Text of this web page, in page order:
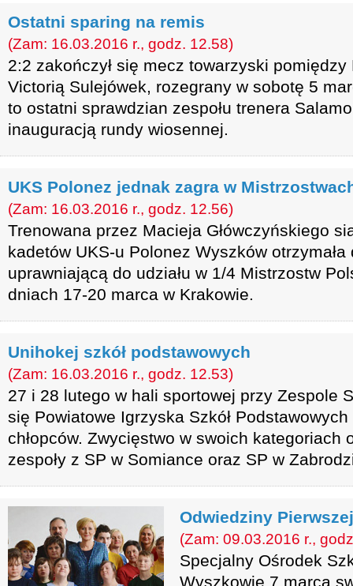
Ostatni sparing na remis
(Zam: 16.03.2016 r., godz. 12.58)
2:2 zakończył się mecz towarzyski
Victorią Sulejówek, rozegrany w sobotę 5
to ostatni sprawdzian zespołu trenera
inauguracją rundy wiosennej.
UKS Polonez jednak zagra w
(Zam: 16.03.2016 r., godz. 12.56)
Trenowana przez Macieja Główczyńskiego
kadetów UKS-u Polonez Wyszków
uprawniającą do udziału w 1/4 Mistrzostw
dniach 17-20 marca w Krakowie.
Unihokej szkół podstawowych
(Zam: 16.03.2016 r., godz. 12.53)
27 i 28 lutego w hali sportowej przy Zespole
się Powiatowe Igrzyska Szkół
chłopców. Zwycięstwo w swoich kategoriach
zespoły z SP w Somiance oraz SP w
Odwiedziny
(Zam: 09.03.2016 r.,
Specjalny Ośrodek
Wyszkowie 7 marca